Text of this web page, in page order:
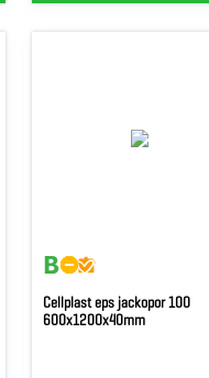
Cellplast eps jackopor 100
600x1200x40mm